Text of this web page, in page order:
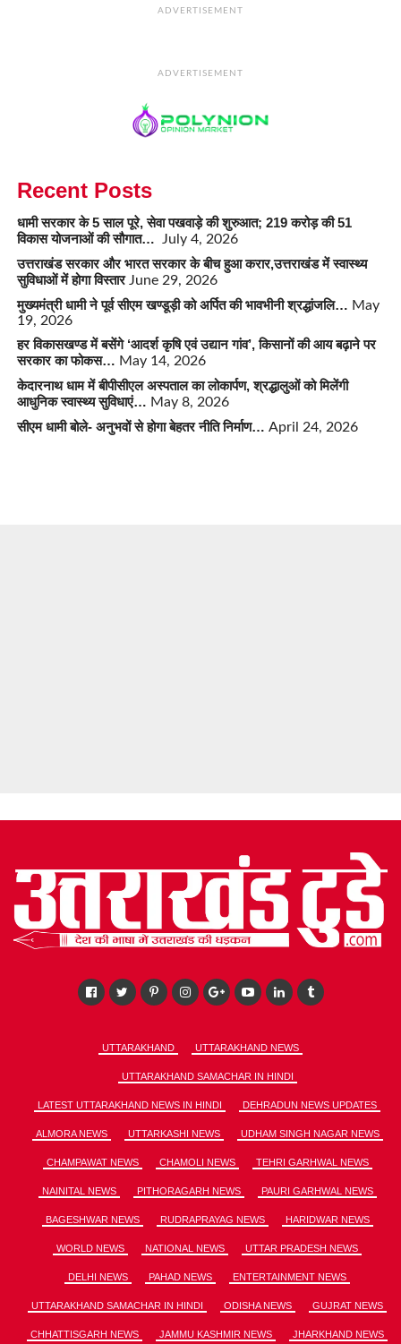
ADVERTISEMENT
ADVERTISEMENT
Recent Posts
धामी सरकार के 5 साल पूरे, सेवा पखवाड़े की शुरुआत; 219 करोड़ की 51
विकास योजनाओं की सौगात…
July 4, 2026
उत्तराखंड सरकार और भारत सरकार के बीच हुआ करार,उत्तराखंड में स्वास्थ्य
सुविधाओं में होगा विस्तार June 29, 2026
मुख्यमंत्री धामी ने पूर्व सीएम खण्डूड़ी को अर्पित की भावभीनी श्रद्धांजलि… May
19, 2026
हर विकासखण्ड में बसेंगे ‘आदर्श कृषि एवं उद्यान गांव’, किसानों की आय बढ़ाने पर
सरकार का फोकस… May 14, 2026
केदारनाथ धाम में बीपीसीएल अस्पताल का लोकार्पण, श्रद्धालुओं को मिलेंगी
आधुनिक स्वास्थ्य सुविधाएं… May 8, 2026
सीएम धामी बोले- अनुभवों से होगा बेहतर नीति निर्माण… April 24, 2026
UTTARAKHAND UTTARAKHAND NEWS
UTTARAKHAND SAMACHAR IN HINDI
LATEST UTTARAKHAND NEWS IN HINDI DEHRADUN NEWS UPDATES
ALMORA NEWS UTTARKASHI NEWS UDHAM SINGH NAGAR NEWS
CHAMPAWAT NEWS CHAMOLI NEWS TEHRI GARHWAL NEWS
NAINITAL NEWS PITHORAGARH NEWS PAURI GARHWAL NEWS
BAGESHWAR NEWS RUDRAPRAYAG NEWS HARIDWAR NEWS
WORLD NEWS NATIONAL NEWS UTTAR PRADESH NEWS
DELHI NEWS PAHAD NEWS ENTERTAINMENT NEWS
UTTARAKHAND SAMACHAR IN HINDI ODISHA NEWS GUJRAT NEWS
CHHATTISGARH NEWS JAMMU KASHMIR NEWS JHARKHAND NEWS